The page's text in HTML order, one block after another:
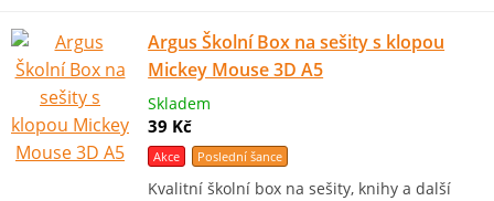
Argus Školní Box na sešity s klopou
Mickey Mouse 3D A5
Skladem
39 Kč
Akce Poslední šance
Kvalitní školní box na sešity, knihy a další